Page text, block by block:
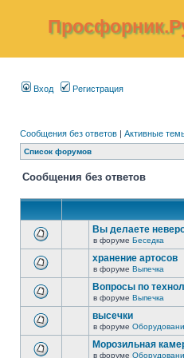
Вход Регистрация
Сообщения без ответов | Активные
Список форумов
Сообщения без ответов
Вы делаете
в форуме Беседка
хранение артосов
в форуме Выпечка
Вопросы по
в форуме Выпечка
высечки
в форуме
Морозильная
в форуме